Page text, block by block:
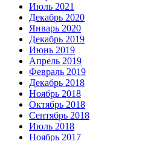
Июль 2021
Декабрь 2020
Январь 2020
Декабрь 2019
Июнь 2019
Апрель 2019
Февраль 2019
Декабрь 2018
Ноябрь 2018
Октябрь 2018
Сентябрь 2018
Июль 2018
Ноябрь 2017